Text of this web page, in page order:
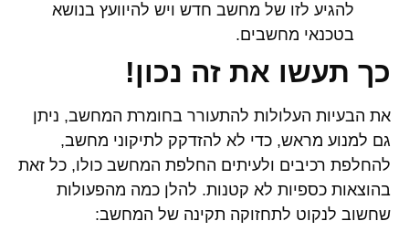
להגיע לזו של מחשב חדש ויש להיוועץ בנושא
בטכנאי מחשבים.
כך תעשו את זה נכון!
את הבעיות העלולות להתעורר בחומרת המחשב, ניתן
גם למנוע מראש, כדי לא להזדקק לתיקוני מחשב,
להחלפת רכיבים ולעיתים החלפת המחשב כולו, כל זאת
בהוצאות כספיות לא קטנות. להלן כמה מהפעולות
שחשוב לנקוט לתחזוקה תקינה של המחשב: